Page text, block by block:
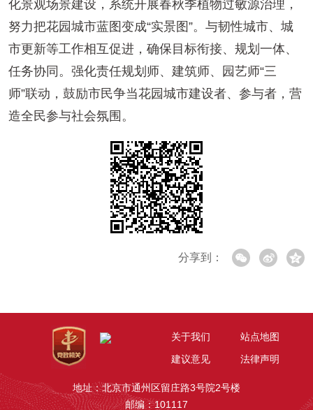
化景观场景建设，系统开展春秋季植物过敏源治理，
努力把花园城市蓝图变成“实景图”。与韧性城市、城
市更新等工作相互促进，确保目标衔接、规划一体、
任务协同。强化责任规划师、建筑师、园艺师“三
师”联动，鼓励市民争当花园城市建设者、参与者，营
造全民参与社会氛围。
分享到：
关于我们
站点地图
建议意见
法律声明
地址：北京市通州区留庄路3号院2号楼
邮编：101117